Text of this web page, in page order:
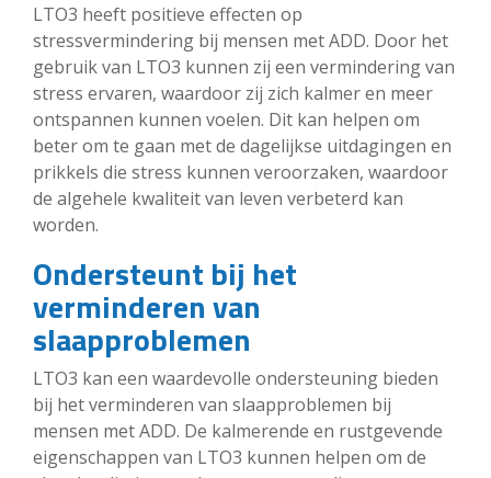
LTO3 heeft positieve effecten op
stressvermindering bij mensen met ADD. Door het
gebruik van LTO3 kunnen zij een vermindering van
stress ervaren, waardoor zij zich kalmer en meer
ontspannen kunnen voelen. Dit kan helpen om
beter om te gaan met de dagelijkse uitdagingen en
prikkels die stress kunnen veroorzaken, waardoor
de algehele kwaliteit van leven verbeterd kan
worden.
Ondersteunt bij het
verminderen van
slaapproblemen
LTO3 kan een waardevolle ondersteuning bieden
bij het verminderen van slaapproblemen bij
mensen met ADD. De kalmerende en rustgevende
eigenschappen van LTO3 kunnen helpen om de